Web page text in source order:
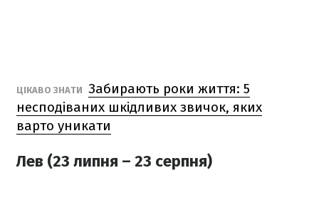
ЦІКАВО ЗНАТИ Забирають роки життя: 5
несподіваних шкідливих звичок, яких
варто уникати
Лев (23 липня – 23 серпня)